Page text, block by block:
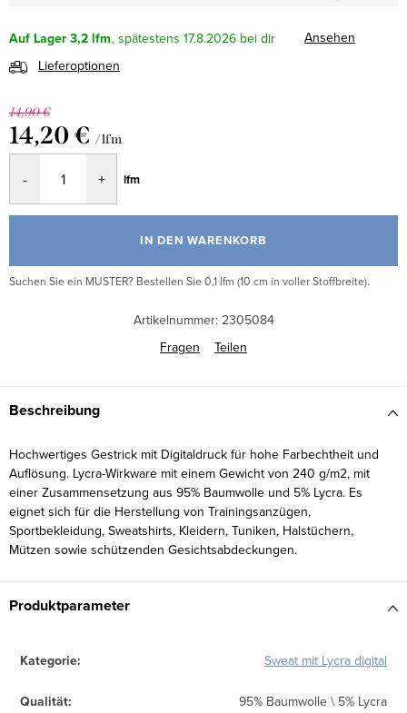
Auf Lager3,2 lfm 17.8.2026
Ansehen
Lieferoptionen
14,90 €
14,20 € / lfm
lfm
IN DEN WARENKORB
Suchen Sie ein MUSTER? Bestellen Sie 0,1 lfm (10 cm in voller Stoffbreite).
Artikelnummer: 2305084
Fragen
Teilen
Beschreibung
Hochwertiges Gestrick mit Digitaldruck für hohe Farbechtheit und
Auflösung. Lycra-Wirkware mit einem Gewicht von 240 g/m2, mit
einer Zusammensetzung aus 95% Baumwolle und 5% Lycra. Es
eignet sich für die Herstellung von Trainingsanzügen,
Sportbekleidung, Sweatshirts, Kleidern, Tuniken, Halstüchern,
Mützen sowie schützenden Gesichtsabdeckungen.
Produktparameter
Kategorie: Sweat mit Lycra digital
Qualität: 95% Baumwolle \ 5% Lycra